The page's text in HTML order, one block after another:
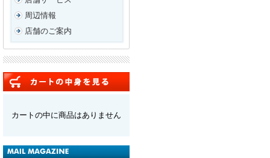
周辺情報
店舗のご案内
カートの中に商品はありません